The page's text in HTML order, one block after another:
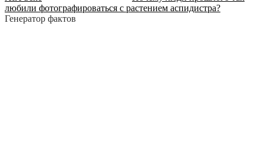
любили фотографироваться с растением аспидистра?
Генератор фактов